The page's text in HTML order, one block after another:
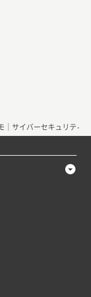
｜サイバーセキュリティ